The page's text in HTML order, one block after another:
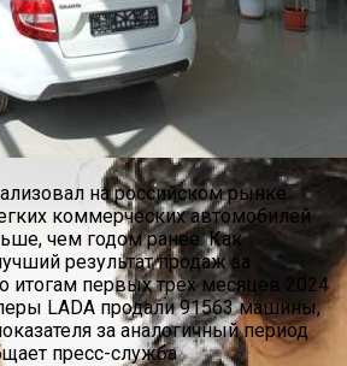
Строительство Дома
От Мечты До Реалии
на российском рынке
коммерческих автомобилей
чем годом ранее. Как
результат продаж за
итогам первых трех месяцев 2024
LADA продали 91563 машины,
за аналогичный период
пресс-служба